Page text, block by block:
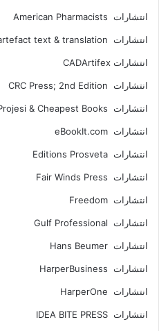
انتشارات American Pharmacists
انتشارات artefact text & translation
انتشارات ‎ CADArtifex
انتشارات CRC Press; 2nd Edition
انتشارات E-Kitap Projesi & Cheapest Books
انتشارات eBookIt.com
انتشارات Editions Prosveta
انتشارات Fair Winds Press
انتشارات Freedom
انتشارات Gulf Professional
انتشارات Hans Beumer
انتشارات HarperBusiness
انتشارات HarperOne
انتشارات IDEA BITE PRESS